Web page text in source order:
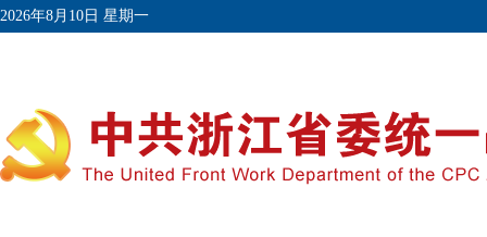
2026年8月10日 星期一